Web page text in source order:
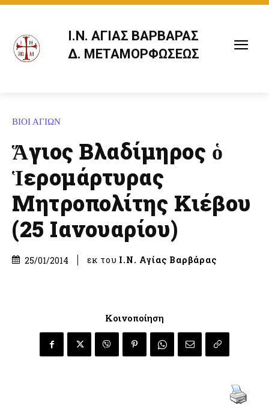
Ι.Ν. ΑΓΙΑΣ ΒΑΡΒΑΡΑΣ
Δ. ΜΕΤΑΜΟΡΦΩΣΕΩΣ
ΒΙΟΙ ΑΓΙΩΝ
Ἅγιος Βλαδίμηρος ὁ
Ἱερομάρτυρας
Μητροπολίτης Κιέβου
(25 Ιανουαρίου)
25/01/2014 εκ του Ι.Ν. Αγίας Βαρβάρας
Κοινοποίηση